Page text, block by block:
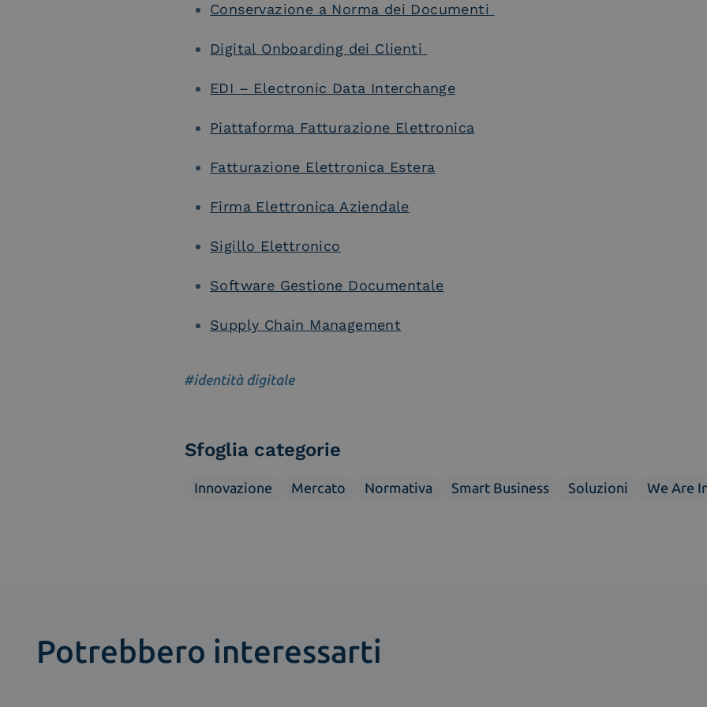
Conservazione a Norma dei Documenti
Digital Onboarding dei Clienti
EDI – Electronic Data Interchange
Piattaforma Fatturazione Elettronica
Fatturazione Elettronica Estera
Firma Elettronica Aziendale
Sigillo Elettronico
Software Gestione Documentale
Supply Chain Management
#identità digitale
Sfoglia categorie
Innovazione Mercato Normativa Smart Business Soluzioni We Are
Potrebbero interessarti